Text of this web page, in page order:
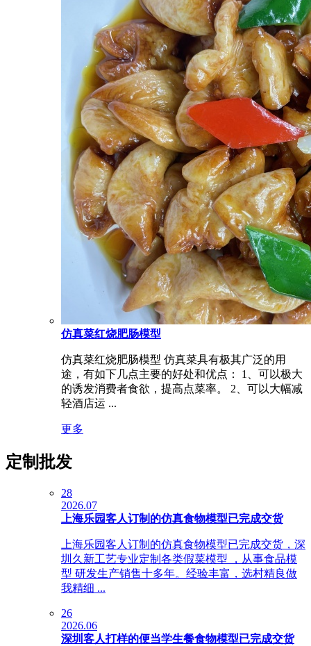
仿真菜红烧肥肠模型
仿真菜红烧肥肠模型 仿真菜具有极其广泛的用
途，有如下几点主要的好处和优点： 1、可以极大
的诱发消费者食欲，提高点菜率。 2、可以大幅减
轻酒店运 ...
更多
定制批发
28
2026.07
上海乐园客人订制的仿真食物模型已完成交货
上海乐园客人订制的仿真食物模型已完成交货，深
圳久新工艺专业定制各类假菜模型 ，从事食品模
型 研发生产销售十多年。经验丰富，选村精良做
我精细 ...
26
2026.06
深圳客人打样的便当学生餐食物模型已完成交货